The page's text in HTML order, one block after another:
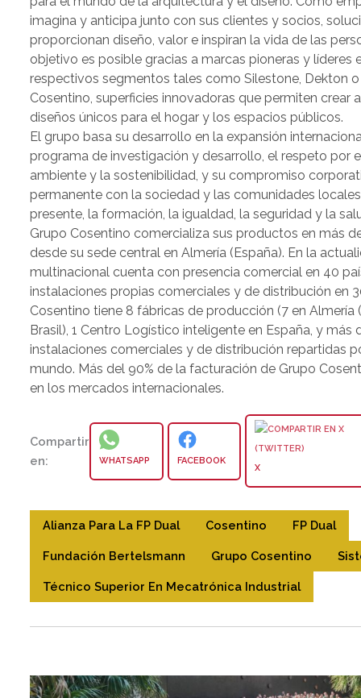
imagina y anticipa junto con sus clientes y socios,
proporcionan diseño, valor e inspiran la vida de las
objetivo es posible gracias a marcas pioneras y líderes
respectivos segmentos tales como Silestone, Dekton
Cosentino, superficies innovadoras que permiten crear
diseños únicos para el hogar y los espacios públicos.
El grupo basa su desarrollo en la expansión
programa de investigación y desarrollo, el respeto por
ambiente y la sostenibilidad, y su compromiso
permanente con la sociedad y las comunidades
presente, la formación, la igualdad, la seguridad y la
Grupo Cosentino comercializa sus productos en más
desde su sede central en Almería (España). En la
multinacional cuenta con presencia comercial en 40
instalaciones propias comerciales y de distribución en
Cosentino tiene 8 fábricas de producción (7 en Almería
Brasil), 1 Centro Logístico inteligente en España, y más
instalaciones comerciales y de distribución repartidas
mundo. Más del 90% de la facturación de Grupo
en los mercados internacionales.
Compartir
en:
WHATSAPP FACEBOOK
X
Alianza Para La FP Dual Cosentino FP Dual
Fundación Bertelsmann Grupo Cosentino
Técnico Superior En Mecatrónica Industrial